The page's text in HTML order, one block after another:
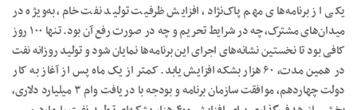
یکی از برنامه‌های مهم پاک‌نژاد، افزایش ظرفیت تولید نفت خام، به‌ویژه در
میدان‌های مشترک، چه در شرایط تحریم و چه در صورت رفع آن بود. تنها ۱۰۰ روز
کافی بود تا نخستین نشانه‌های اجرای این برنامه‌ها نمایان شود و تولید روزانه نفت
در همین مدت، ۶۰ هزار بشکه افزایش یابد. کمتر از یک ماه پس از آغاز به کار
دولت چهاردهم، موافقت سازمان برنامه و بودجه با دریافت وام ۳ میلیارد دلاری،